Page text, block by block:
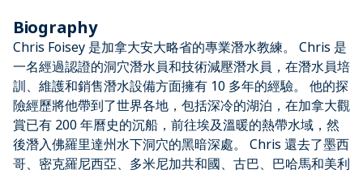
Biography
Chris Foisey 是加拿大安大略省的專業潛水教練。 Chris 是
一名經過認證的洞穴潛水員和技術減壓潛水員，在潛水員培
訓、維護和銷售潛水設備方面擁有 10 多年的經驗。 他的探
險經歷將他帶到了世界各地，包括深冷的湖泊，在加拿大觀
賞已有 200 年曆史的沉船，前往埃及溫暖的熱帶水域，然
後潛入佛羅里達州水下洞穴的黑暗深處。 Chris 還去了墨西
哥、密克羅尼西亞、多米尼加共和國、古巴、巴哈馬和美利